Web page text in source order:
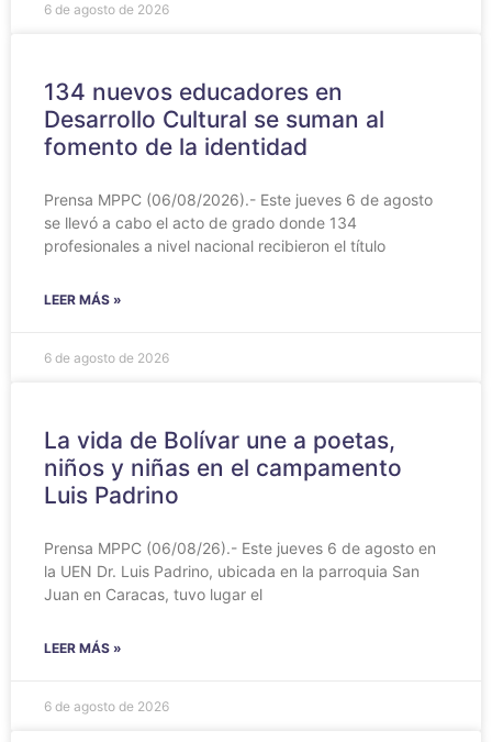
6 de agosto de 2026
134 nuevos educadores en
Desarrollo Cultural se suman al
fomento de la identidad
Prensa MPPC (06/08/2026).- Este jueves 6 de agosto
se llevó a cabo el acto de grado donde 134
profesionales a nivel nacional recibieron el título
LEER MÁS »
6 de agosto de 2026
‎La vida de Bolívar une a poetas,
niños y niñas en el campamento
Luis Padrino
‎Prensa MPPC (06/08/26).- Este jueves 6 de agosto en
la UEN Dr. Luis Padrino, ubicada en la parroquia San
Juan en Caracas, tuvo lugar el
LEER MÁS »
6 de agosto de 2026